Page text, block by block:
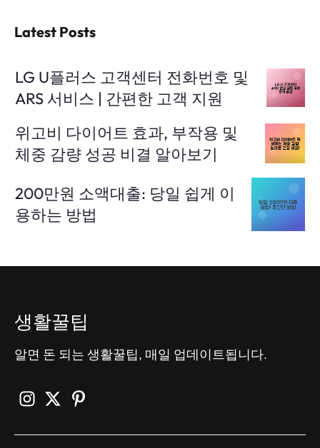
Latest Posts
LG U플러스 고객센터 전화번호 및
ARS 서비스 | 간편한 고객 지원
위고비 다이어트 효과, 부작용 및
체중 감량 성공 비결 알아보기
200만원 소액대출: 당일 쉽게 이
용하는 방법
생활꿀팁
알면 돈 되는 생활꿀팁, 매일 업데이트됩니다.